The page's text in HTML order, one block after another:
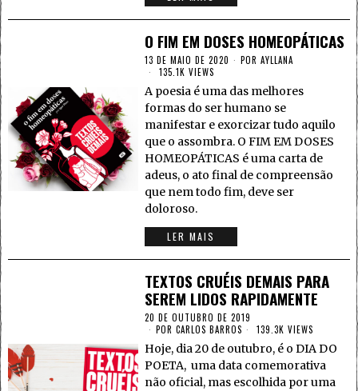
O FIM EM DOSES HOMEOPÁTICAS
13 DE MAIO DE 2020 PORAYLLANA
135.1K VIEWS
A poesia é uma das melhores
formas do ser humano se
manifestar e exorcizar tudo aquilo
que o assombra. O FIM EM DOSES
HOMEOPÁTICAS é uma carta de
adeus, o ato final de compreensão
que nem todo fim, deve ser
doloroso.
LER MAIS
TEXTOS CRUÉIS DEMAIS PARA
SEREM LIDOS RAPIDAMENTE
20 DE OUTUBRO DE 2019
PORCARLOS BARROS 139.3K VIEWS
Hoje, dia 20 de outubro, é o DIA DO
POETA, uma data comemorativa
não oficial, mas escolhida por uma